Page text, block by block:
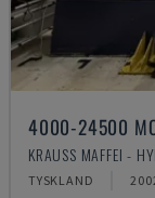
4000-24500
KRAUSS MAFFEI -
TYSKLAND